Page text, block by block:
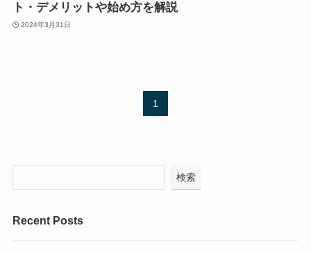
ト・デメリットや始め方を解説
2024年3月31日
1
検索
Recent Posts